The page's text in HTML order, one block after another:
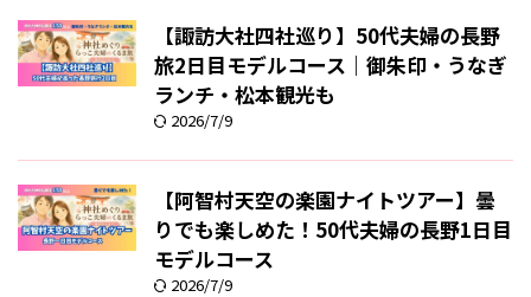
【諏訪大社四社巡り】50代夫婦の長野
旅2日目モデルコース｜御朱印・うなぎ
ランチ・松本観光も
2026/7/9
【阿智村天空の楽園ナイトツアー】曇
りでも楽しめた！50代夫婦の長野1日目
モデルコース
2026/7/9